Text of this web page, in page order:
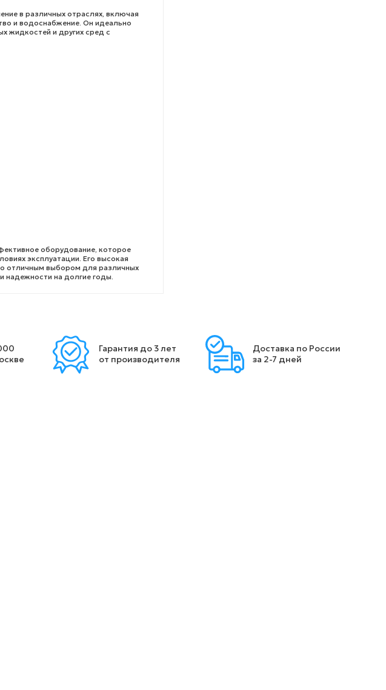
в различных отраслях, включая
и водоснабжение. Он идеально
жидкостей и других сред с
оборудование, которое
эксплуатации. Его высокая
отличным выбором для различных
надежности на долгие годы.
Гарантия до 3 лет
от производителя
Доставка по России
за 2-7 дней